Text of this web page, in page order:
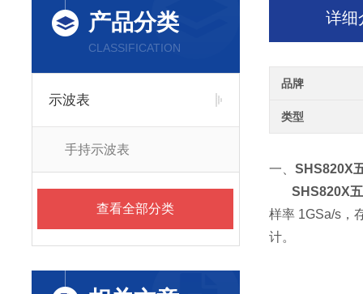
产品分类
CLASSIFICATION
示波表
手持示波表
查看全部分类
详细
品牌
类型
一、SHS820X
SHS820X
样率 1GSa/s，
计。